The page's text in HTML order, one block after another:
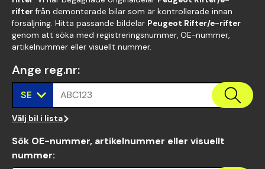
rifterfrån demonterade bilar som är kontrollerade innan
försäljning. Hitta passande bildelar Peugeot Rifter/e-rifter
genom att söka med registreringsnummer, OE-nummer,
artikelnummer eller visuellt nummer.
Ange reg.nr:
SE ABC123
Välj bil i lista
Sök OE-nummer, artikelnummer eller visuellt
nummer: